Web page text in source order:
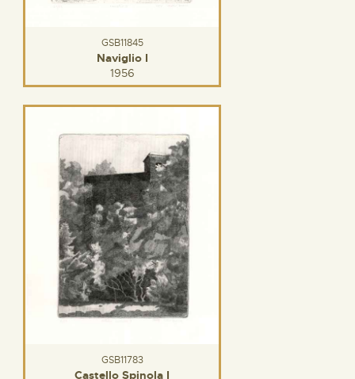
GSB11845
Naviglio I
1956
GSB11783
Castello Spinola I